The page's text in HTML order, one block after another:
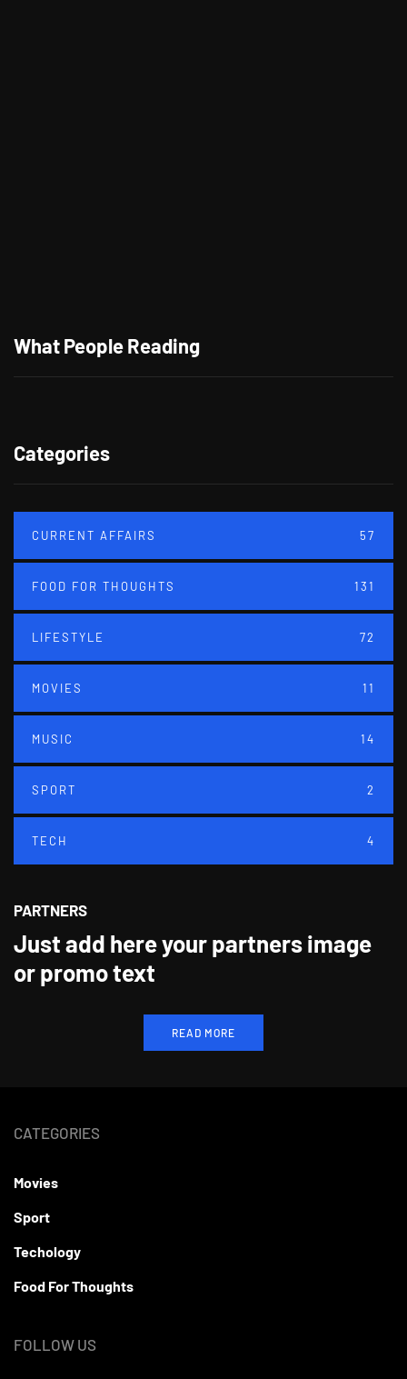
What People Reading
Categories
CURRENT AFFAIRS 57
FOOD FOR THOUGHTS 131
LIFESTYLE 72
MOVIES 11
MUSIC 14
SPORT 2
TECH 4
PARTNERS
Just add here your partners image
or promo text
READ MORE
CATEGORIES
Movies
Sport
Techology
Food For Thoughts
FOLLOW US